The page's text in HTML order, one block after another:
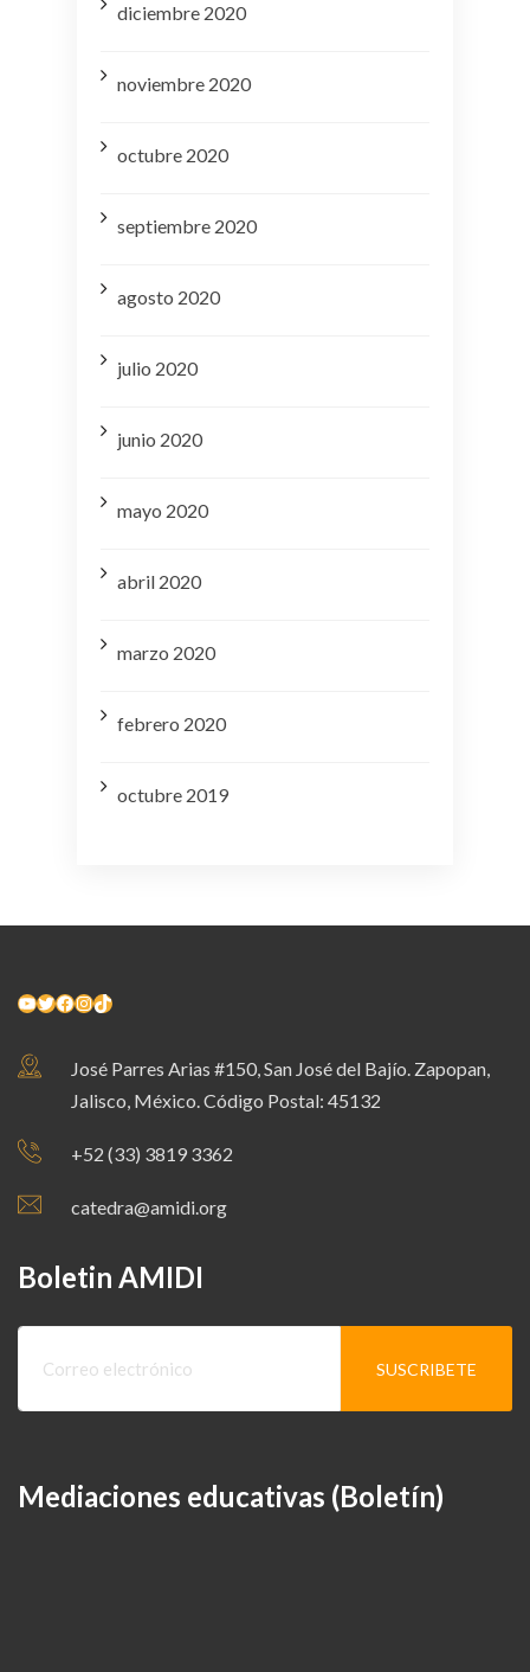
diciembre 2020
noviembre 2020
octubre 2020
septiembre 2020
agosto 2020
julio 2020
junio 2020
mayo 2020
abril 2020
marzo 2020
febrero 2020
octubre 2019
YouTube Twitter Facebook InstagramTikTok
José Parres Arias #150, San José del Bajío. Zapopan,
Jalisco, México. Código Postal: 45132
+52 (33) 3819 3362
catedra@amidi.org
Boletin AMIDI
Mediaciones educativas (Boletín)